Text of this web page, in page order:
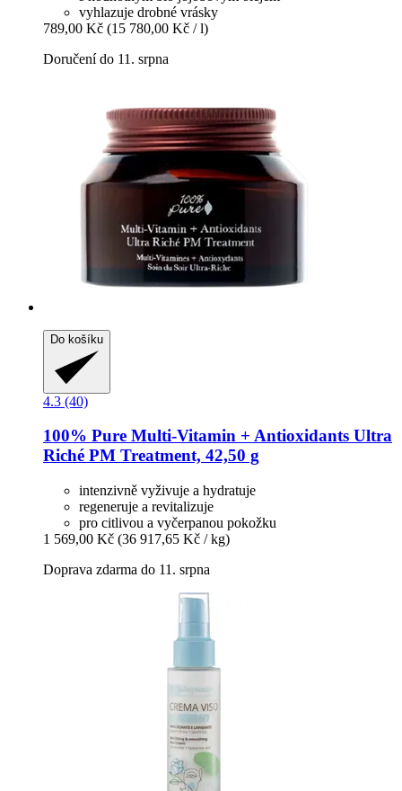
vyhlazuje drobné vrásky
789,00 Kč (15 780,00 Kč / l)
Doručení do 11. srpna
Do košíku
4.3 (40)
100% Pure Multi-​Vitamin + Antioxidants Ultra
Riché PM Treatment, 42,50 g
intenzivně vyživuje a hydratuje
regeneruje a revitalizuje
pro citlivou a vyčerpanou pokožku
1 569,00 Kč (36 917,65 Kč / kg)
Doprava zdarma do 11. srpna